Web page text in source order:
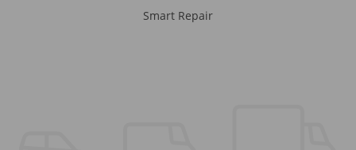
Smart Repair